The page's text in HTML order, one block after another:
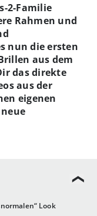
Look
2-Familie
Rahmen und
nun die ersten
aus dem
das direkte
aus der
eigenen